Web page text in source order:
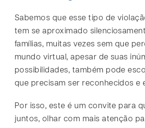
Sabemos que esse tipo de
tem se aproximado
famílias, muitas vezes sem que
mundo virtual, apesar de suas
possibilidades, também pode
que precisam ser reconhecidos e
Por isso, este é um convite para
juntos, olhar com mais atenção